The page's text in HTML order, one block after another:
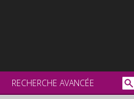
RECHERCHE AVANCÉE